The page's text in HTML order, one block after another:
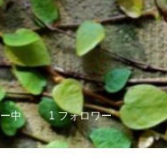
中 1 フォロワー